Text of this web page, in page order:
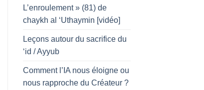
L’enroulement » (81) de
chaykh al ‘Uthaymin [vidéo]
Leçons autour du sacrifice du
‘id / Ayyub
Comment l’IA nous éloigne ou
nous rapproche du Créateur ?